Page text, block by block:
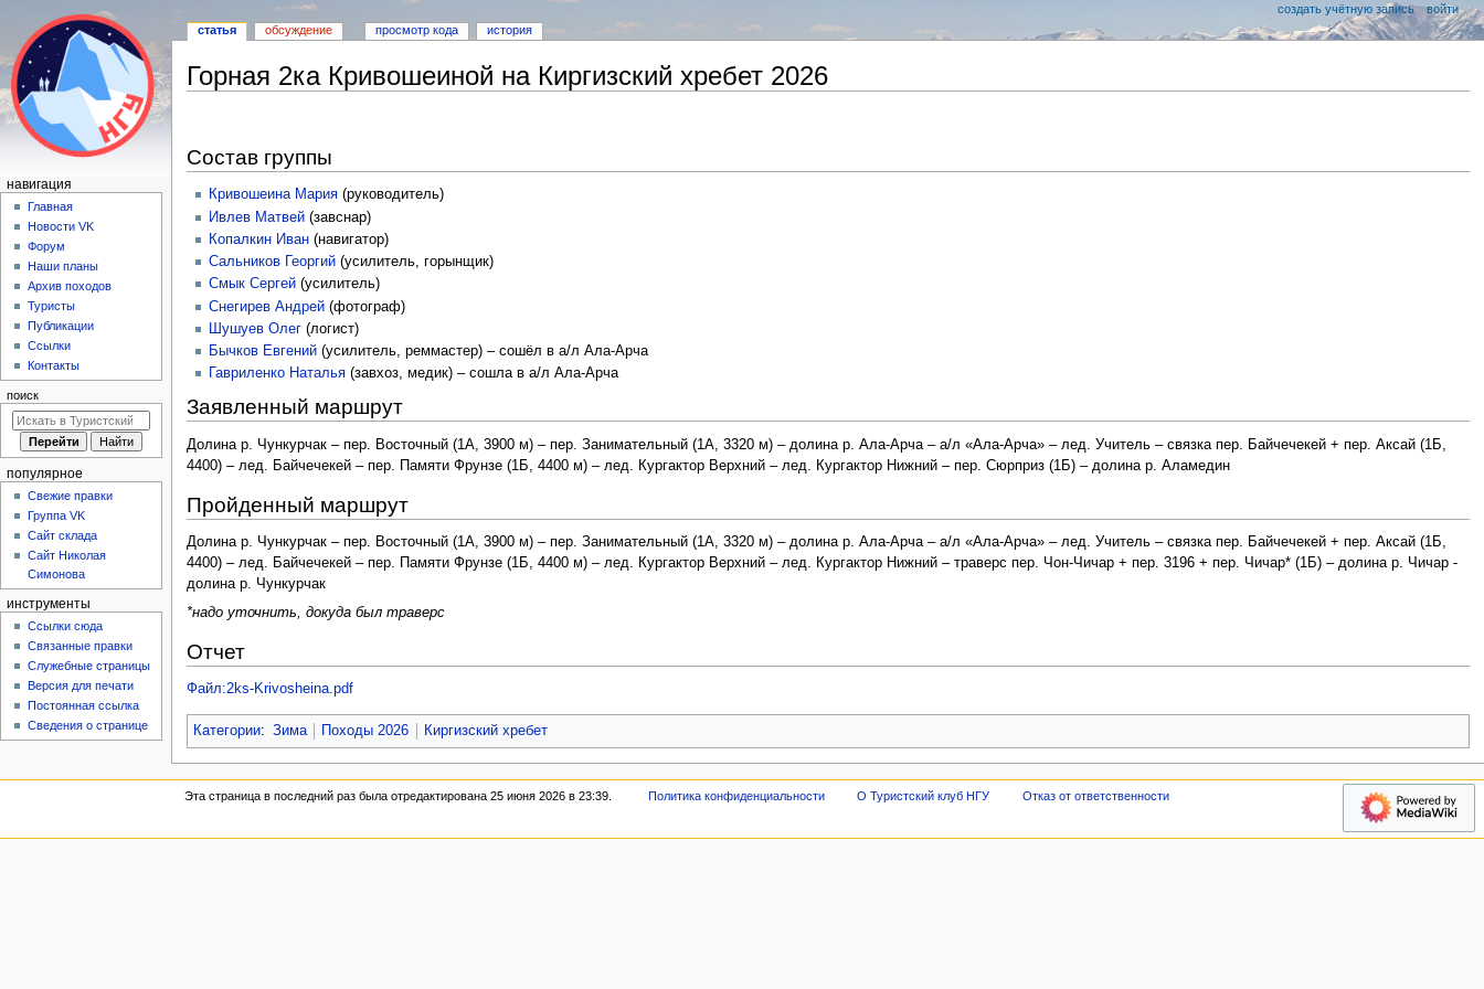
Горная 2ка Кривошеиной на Киргизский хребет 2026
навигации
поиску
Состав группы
Кривошеина Мария(руководитель)
Ивлев Матвей(завснар)
Копалкин Иван(навигатор)
Сальников Георгий(усилитель, горынщик)
Смык Сергей(усилитель)
Снегирев Андрей(фотограф)
Шушуев Олег(логист)
Бычков Евгений(усилитель, реммастер) – сошёл в а/л Ала-Арча
Гавриленко Наталья(завхоз, медик) – сошла в а/л Ала-Арча
Заявленный маршрут
Долина р. Чункурчак – пер. Восточный (1А, 3900 м) – пер. Занимательный (1А, 3320 м) – долина р. Ала-Арча – а/л «Ала-Арча» – лед. Учитель – связка пер. Байчечекей + пер. Аксай (1Б,
4400) – лед. Байчечекей – пер. Памяти Фрунзе (1Б, 4400 м) – лед. Кургактор Верхний – лед. Кургактор Нижний – пер. Сюрприз (1Б) – долина р. Аламедин
Пройденный маршрут
Долина р. Чункурчак – пер. Восточный (1А, 3900 м) – пер. Занимательный (1А, 3320 м) – долина р. Ала-Арча – а/л «Ала-Арча» – лед. Учитель – связка пер. Байчечекей + пер. Аксай (1Б,
4400) – лед. Байчечекей – пер. Памяти Фрунзе (1Б, 4400 м) – лед. Кургактор Верхний – лед. Кургактор Нижний – траверс пер. Чон-Чичар + пер. 3196 + пер. Чичар* (1Б) – долина р. Чичар -
долина р. Чункурчак
*надо уточнить, докуда был траверс
Отчет
Файл:2ks-Krivosheina.pdf
Категории: Зима Походы 2026 Киргизский хребет
Н
я
статья обсуждение просмотр кода история
создать учётную запись войти
навигация
Главная
Новости VK
Форум
Наши планы
Архив походов
Туристы
Публикации
Ссылки
Контакты
поиск
популярное
Свежие правки
Группа VK
Сайт склада
Сайт Николая
Симонова
инструменты
Ссылки сюда
Связанные правки
Служебные страницы
Версия для печати
Постоянная ссылка
Сведения о странице
Эта страница в последний раз была отредактирована 25 июня 2026 в 23:39. Политика конфиденциальности О Туристский клуб НГУ Отказ от ответственности